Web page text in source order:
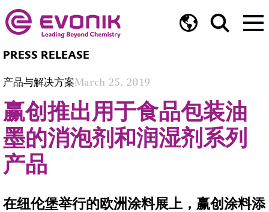
PRESS RELEASE
产品与解决方案March 25, 2019
赢创推出用于食品包装油
墨的消泡剂和润湿剂系列
产品
在纽伦堡举行的欧洲涂料展上，赢创涂料添